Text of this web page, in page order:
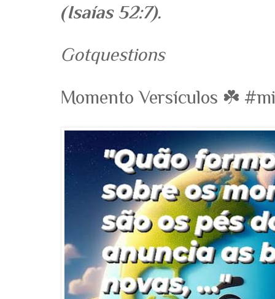
(Isaías 52:7).
Gotquestions
Momento Versículos ☘️